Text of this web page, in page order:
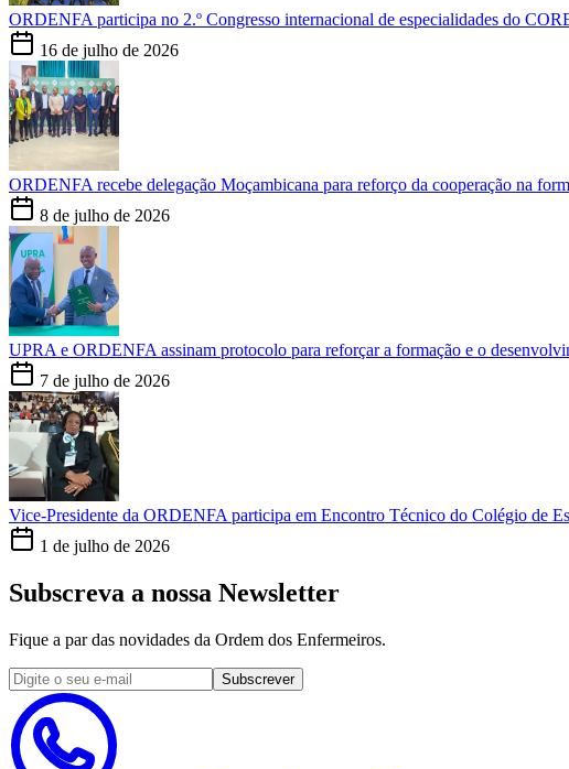
ORDENFA participa no 2.º Congresso internacional de especialidades do
16 de julho de 2026
ORDENFA recebe delegação Moçambicana para reforço da cooperação na
8 de julho de 2026
UPRA e ORDENFA assinam protocolo para reforçar a formação e o
7 de julho de 2026
Vice-Presidente da ORDENFA participa em Encontro Técnico do Colégio de
1 de julho de 2026
Subscreva a nossa Newsletter
Fique a par das novidades da Ordem dos Enfermeiros.
Subscrever